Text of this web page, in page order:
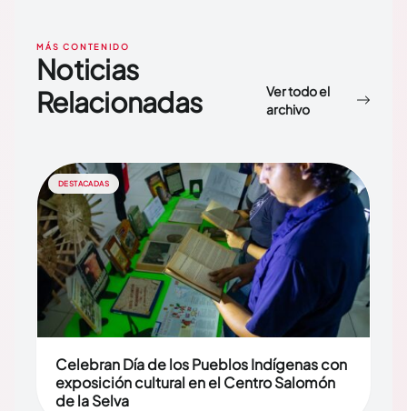
MÁS CONTENIDO
Noticias
Relacionadas
Ver todo el
archivo
DESTACADAS
Celebran Día de los Pueblos Indígenas con
exposición cultural en el Centro Salomón
de la Selva